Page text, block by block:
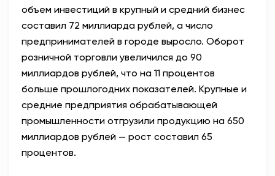
Вход / Регистрация
объем инвестиций в крупный и средний бизнес
составил 72 миллиарда рублей, а число
предпринимателей в городе выросло. Оборот
розничной торговли увеличился до 90
миллиардов рублей, что на 11 процентов
больше прошлогодних показателей. Крупные и
средние предприятия обрабатывающей
промышленности отгрузили продукцию на 650
миллиардов рублей — рост составил 65
процентов.